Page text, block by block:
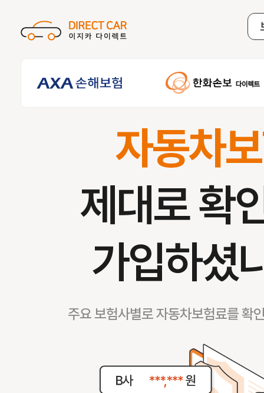
자동차
제대로 확
가입하셨
주요 보험사별로 자동차보험료를 확